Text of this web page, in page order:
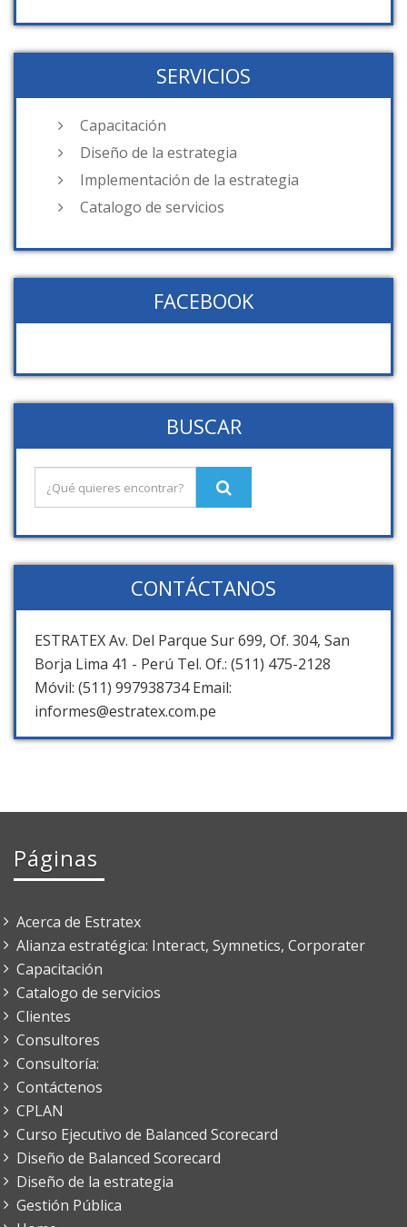
SERVICIOS
Capacitación
Diseño de la estrategia
Implementación de la estrategia
Catalogo de servicios
FACEBOOK
BUSCAR
CONTÁCTANOS
ESTRATEX Av. Del Parque Sur 699, Of. 304, San
Borja Lima 41 - Perú Tel. Of.: (511) 475-2128
Móvil: (511) 997938734 Email:
informes@estratex.com.pe
Páginas
Acerca de Estratex
Alianza estratégica: Interact, Symnetics, Corporater
Capacitación
Catalogo de servicios
Clientes
Consultores
Consultoría:
Contáctenos
CPLAN
Curso Ejecutivo de Balanced Scorecard
Diseño de Balanced Scorecard
Diseño de la estrategia
Gestión Pública